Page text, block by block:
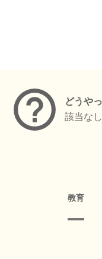
どうや
該当なし
教育